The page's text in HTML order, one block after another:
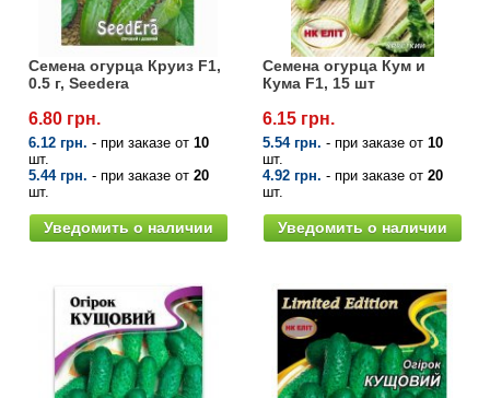
Семена огурца Круиз F1,
0.5 г, Seedera
6.80 грн.
6.12 грн. - при заказе от 10
шт.
5.44 грн. - при заказе от 20
шт.
Уведомить о наличии
Семена огурца Кум и
Кума F1, 15 шт
6.15 грн.
5.54 грн. - при заказе от 10
шт.
4.92 грн. - при заказе от 20
шт.
Уведомить о наличии